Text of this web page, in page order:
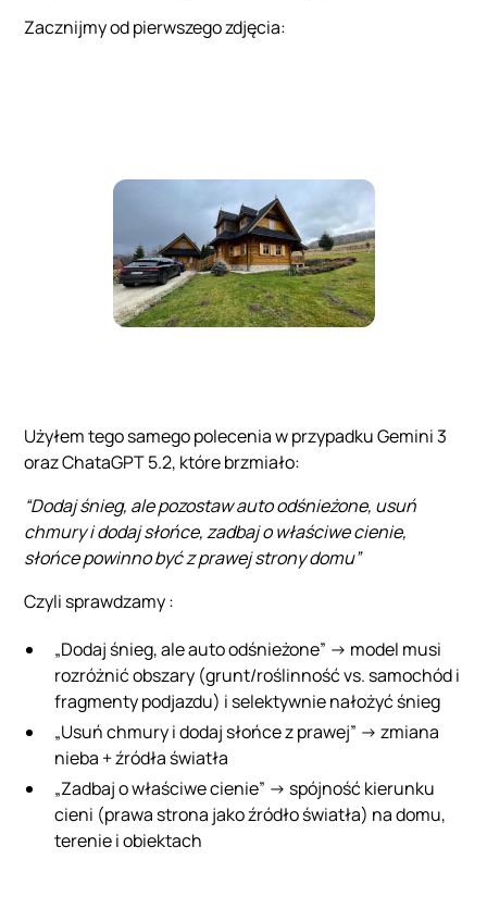
Zacznijmy od pierwszego zdjęcia:
Użyłem tego samego polecenia w przypadku Gemini 3
oraz ChataGPT 5.2, które brzmiało:
“Dodaj śnieg, ale pozostaw auto odśnieżone, usuń
chmury i dodaj słońce, zadbaj o właściwe cienie,
słońce powinno być z prawej strony domu”
Czyli sprawdzamy :
„Dodaj śnieg, ale auto odśnieżone” → model musi
rozróżnić obszary (grunt/roślinność vs. samochód i
fragmenty podjazdu) i selektywnie nałożyć śnieg
„Usuń chmury i dodaj słońce z prawej” → zmiana
nieba + źródła światła
„Zadbaj o właściwe cienie” → spójność kierunku
cieni (prawa strona jako źródło światła) na domu,
terenie i obiektach